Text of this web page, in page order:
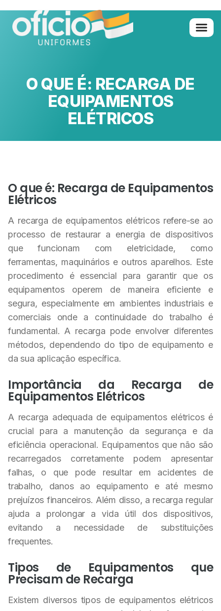
O QUE É: RECARGA DE
EQUIPAMENTOS
ELÉTRICOS
O que é: Recarga de Equipamentos
Elétricos
A recarga de equipamentos elétricos refere-se ao
processo de restaurar a energia de dispositivos
que funcionam com eletricidade, como
ferramentas, maquinários e outros aparelhos. Este
procedimento é essencial para garantir que os
equipamentos operem de maneira eficiente e
segura, especialmente em ambientes industriais e
comerciais onde a continuidade do trabalho é
fundamental. A recarga pode envolver diferentes
métodos, dependendo do tipo de equipamento e
da sua aplicação específica.
Importância da Recarga de
Equipamentos Elétricos
A recarga adequada de equipamentos elétricos é
crucial para a manutenção da segurança e da
eficiência operacional. Equipamentos que não são
recarregados corretamente podem apresentar
falhas, o que pode resultar em acidentes de
trabalho, danos ao equipamento e até mesmo
prejuízos financeiros. Além disso, a recarga regular
ajuda a prolongar a vida útil dos dispositivos,
evitando a necessidade de substituições
frequentes.
Tipos de Equipamentos que
Precisam de Recarga
Existem diversos tipos de equipamentos elétricos